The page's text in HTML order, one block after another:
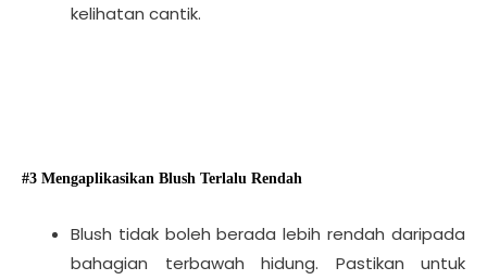
kelihatan cantik.
#3 Mengaplikasikan Blush Terlalu Rendah
Blush tidak boleh berada lebih rendah daripada
bahagian terbawah hidung. Pastikan untuk